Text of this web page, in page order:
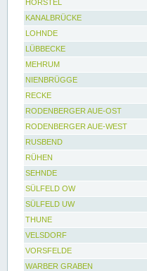
HÖRSTEL
KANALBRÜCKE
LOHNDE
LÜBBECKE
MEHRUM
NIENBRÜGGE
RECKE
RODENBERGER AUE-OST
RODENBERGER AUE-WEST
RUSBEND
RÜHEN
SEHNDE
SÜLFELD OW
SÜLFELD UW
THUNE
VELSDORF
VORSFELDE
WARBER GRABEN